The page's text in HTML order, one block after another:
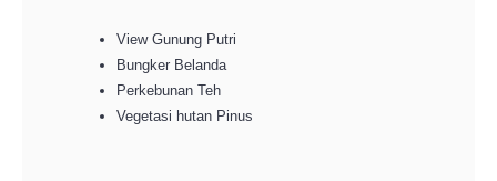
View Gunung Putri
Bungker Belanda
Perkebunan Teh
Vegetasi hutan Pinus